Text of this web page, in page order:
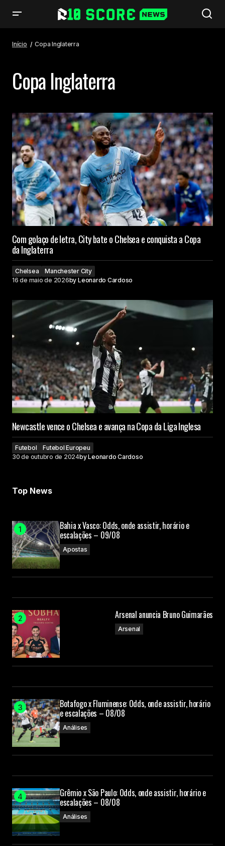
Início Copa Inglaterra
Copa Inglaterra
Com golaço de letra, City bate o Chelsea e conquista a Copa
da Inglaterra
Chelsea
Manchester City
16 de maio de 2026by Leonardo Cardoso
Newcastle vence o Chelsea e avança na Copa da Liga Inglesa
Futebol
Futebol Europeu
30 de outubro de 2024byLeonardo Cardoso
Top News
Bahia x Vasco: Odds, onde assistir, horário e
escalações – 09/08
Apostas
Arsenal anuncia Bruno Guimarães
Arsenal
Botafogo x Fluminense: Odds, onde assistir, horário
e escalações – 08/08
Análises
Grêmio x São Paulo: Odds, onde assistir, horário e
escalações – 08/08
Análises